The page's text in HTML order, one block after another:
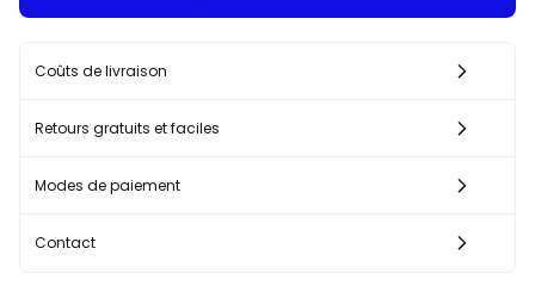
Coûts de livraison
Retours gratuits et faciles
Modes de paiement
Contact